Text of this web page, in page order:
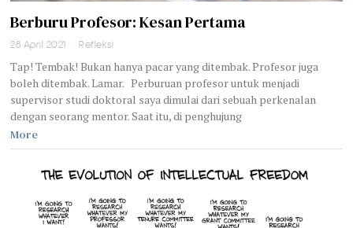
Berburu Profesor: Kesan Pertama
28 April 2021 Refleksi
Tap! Tembak! Bukan hanya pacar yang ditembak. Profesor juga
boleh ditembak. Lamar. Perburuan profesor untuk menjadi
supervisor studi doktoral saya dimulai dari sebuah perkenalan
dengan seorang mentor. Saat itu, di penghujung
More